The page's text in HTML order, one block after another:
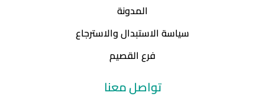
المدونة
سياسة الاستبدال والاسترجاع
فرع القصيم
تواصل معنا